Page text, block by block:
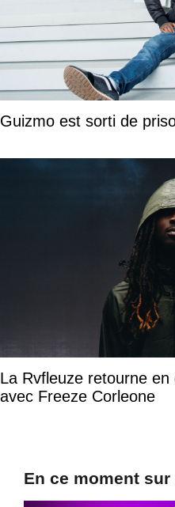
Guizmo est sorti de
La Rvfleuze retourne
avec Freeze Corleone
En ce moment